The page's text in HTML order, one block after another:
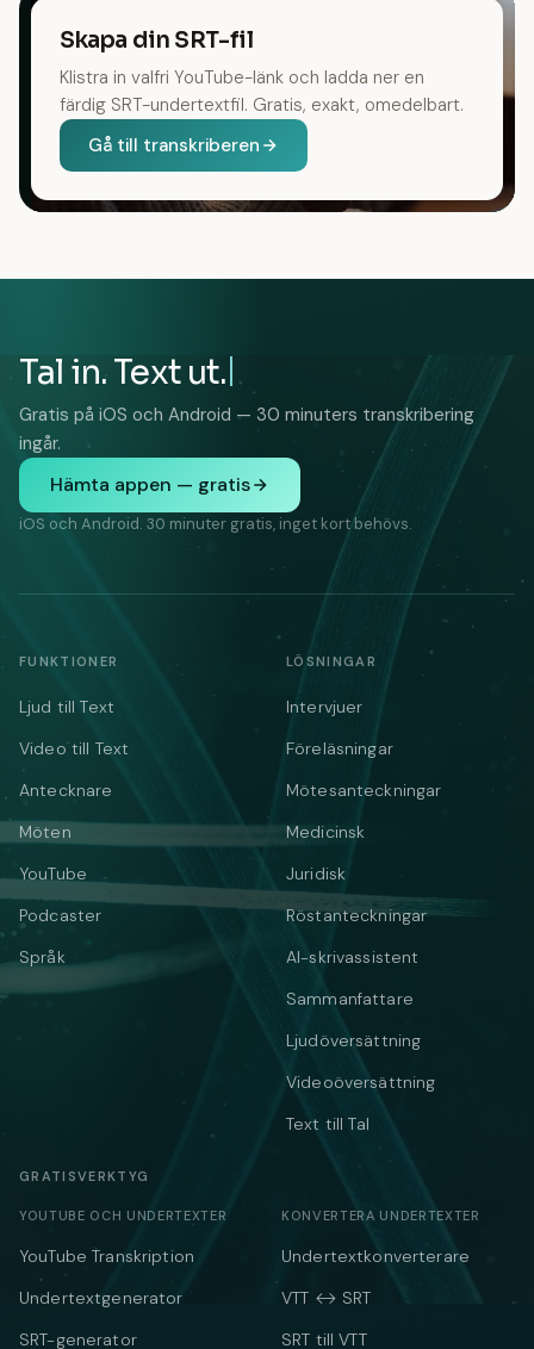
Skapa din SRT-fil
Klistra in valfri YouTube-länk och ladda ner en
färdig SRT-undertextfil. Gratis, exakt, omedelbart.
Gå till transkriberen
Tal in. Text ut.
Gratis på iOS och Android — 30 minuters transkribering
ingår.
Hämta appen — gratis
iOS och Android. 30 minuter gratis, inget kort behövs.
FUNKTIONER
Ljud till Text
Video till Text
Antecknare
Möten
YouTube
Podcaster
Språk
LÖSNINGAR
Intervjuer
Föreläsningar
Mötesanteckningar
Medicinsk
Juridisk
Röstanteckningar
AI-skrivassistent
Sammanfattare
Ljudöversättning
Videoöversättning
Text till Tal
GRATISVERKTYG
YOUTUBE OCH UNDERTEXTER
YouTube Transkription
Undertextgenerator
SRT-generator
KONVERTERA UNDERTEXTER
Undertextkonverterare
VTT ↔ SRT
SRT till VTT